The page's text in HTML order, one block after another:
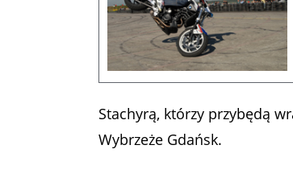
Stachyrą, którzy przybędą
Wybrzeże Gdańsk.